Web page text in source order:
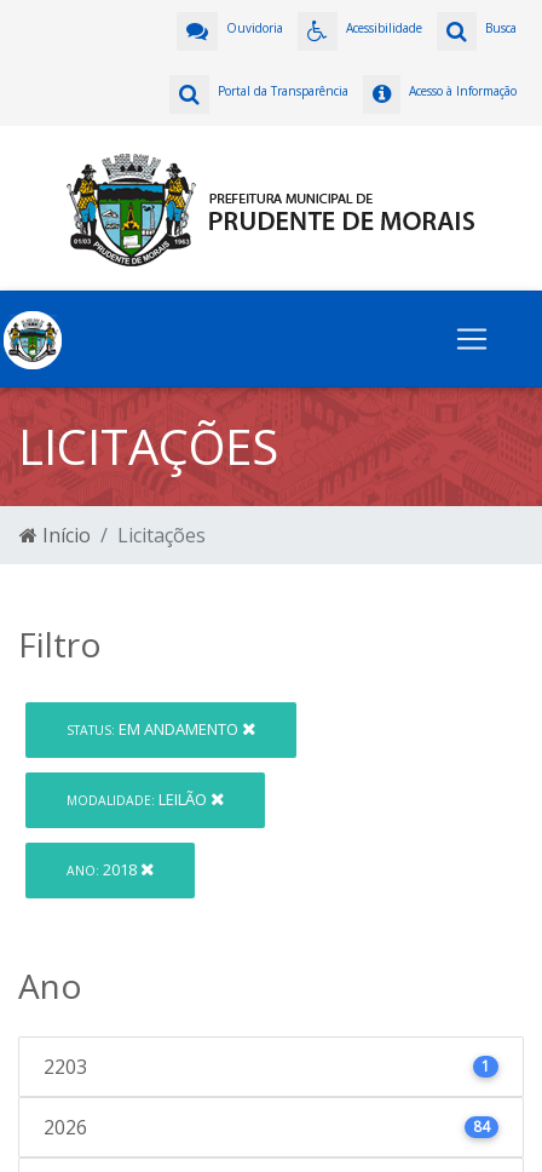
Busca
Acessibilidade
Ouvidoria
Acesso à Informação
Portal da Transparência
LICITAÇÕES
Início Licitações
Filtro
STATUS: EM ANDAMENTO
MODALIDADE: LEILÃO
ANO: 2018
Ano
2203 1
2026 84